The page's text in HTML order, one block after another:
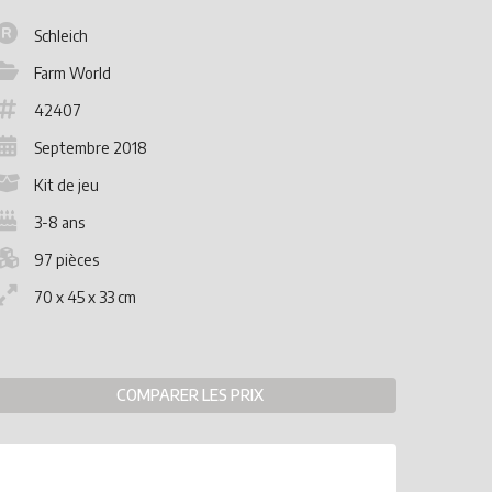
Schleich
Farm World
42407
Septembre 2018
Kit de jeu
3-8 ans
97 pièces
70 x 45 x 33 cm
COMPARER LES PRIX